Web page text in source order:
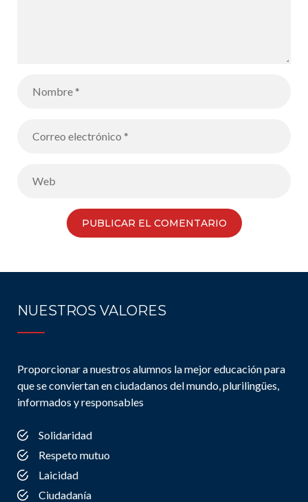
NUESTROS VALORES
Proporcionar a nuestros alumnos la mejor educación para
que se conviertan en ciudadanos del mundo, plurilingües,
informados y responsables
Solidaridad
Respeto mutuo
Laicidad
Ciudadanía